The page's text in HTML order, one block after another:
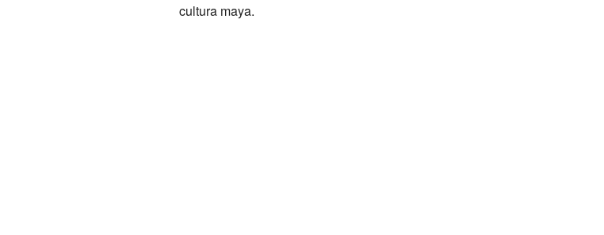
cultura maya.